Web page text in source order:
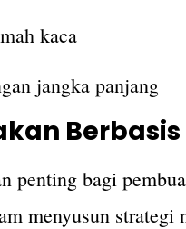
kaca
jangka panjang
penting bagi
menyusun